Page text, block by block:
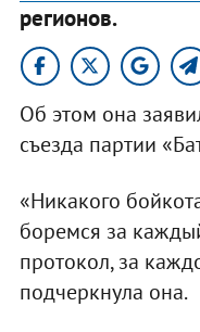
регионов.​
Об этом она
съезда партии
«Никакого
боремся за
протокол, за
подчеркнула она.